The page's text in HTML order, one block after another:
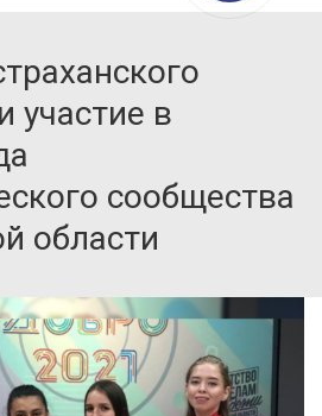
участие в
сообщества
области